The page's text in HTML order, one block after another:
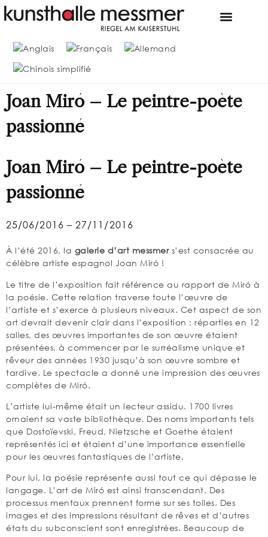
Joan Miró – Le peintre-poète
passionné
Joan Miró – Le peintre-poète
passionné
25/06/2016 – 27/11/2016
À l’été 2016, la galerie d’art messmers’est consacrée au
célèbre artiste espagnol Joan Miró !
Le titre de l’exposition fait référence au rapport de Miró à
la poésie. Cette relation traverse toute l’œuvre de
l’artiste et s’exerce à plusieurs niveaux. Cet aspect de son
art devrait devenir clair dans l’exposition : réparties en 12
salles, des œuvres importantes de son œuvre étaient
présentées, à commencer par le surréalisme unique et
rêveur des années 1930 jusqu’à son œuvre sombre et
tardive. Le spectacle a donné une impression des œuvres
complètes de Miró.
L’artiste lui-même était un lecteur assidu. 1700 livres
ornaient sa vaste bibliothèque. Des noms importants tels
que Dostoïevski, Freud, Nietzsche et Goethe étaient
représentés ici et étaient d’une importance essentielle
pour les œuvres fantastiques de l’artiste.
Pour lui, la poésie représente aussi tout ce qui dépasse le
langage. L’art de Miró est ainsi transcendant. Des
processus mentaux prennent forme sur ses toiles. Des
images et des impressions résultant de rêves et d’autres
états du subconscient sont enregistrées. Beaucoup de